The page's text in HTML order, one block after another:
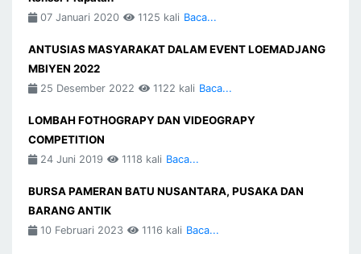
07 Januari 2020 1125 kali Baca...
ANTUSIAS MASYARAKAT DALAM EVENT LOEMADJANG
MBIYEN 2022
25 Desember 2022 1122 kali Baca...
LOMBAH FOTHOGRAPY DAN VIDEOGRAPY
COMPETITION
24 Juni 2019 1118 kali Baca...
BURSA PAMERAN BATU NUSANTARA, PUSAKA DAN
BARANG ANTIK
10 Februari 2023 1116 kali Baca...